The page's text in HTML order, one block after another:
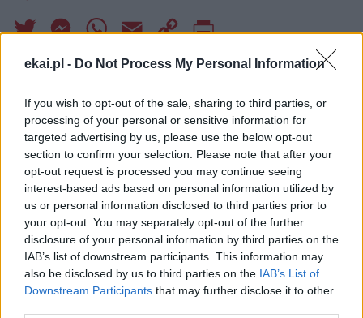
ekai.pl - Do Not Process My Personal Information
If you wish to opt-out of the sale, sharing to third parties, or
processing of your personal or sensitive information for
targeted advertising by us, please use the below opt-out
section to confirm your selection. Please note that after your
opt-out request is processed you may continue seeing
interest-based ads based on personal information utilized by
us or personal information disclosed to third parties prior to
your opt-out. You may separately opt-out of the further
disclosure of your personal information by third parties on the
IAB’s list of downstream participants. This information may
also be disclosed by us to third parties on the IAB’s List of
Downstream Participants that may further disclose it to other
TwitterMessengerWhatsApp
EmailCopy
Link
Print
Wersja do druku
Tagi: LEON XIV MISJE ORĘDZIE
Najnowsze
07 sierpnia 2026 | 23:10
Indyjski biskup: nie potrzebujemy misjonarzy, którzy